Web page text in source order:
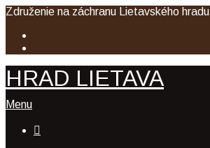
Združenie na záchranu Lietavského hradu
HRAD LIETAVA
Menu
